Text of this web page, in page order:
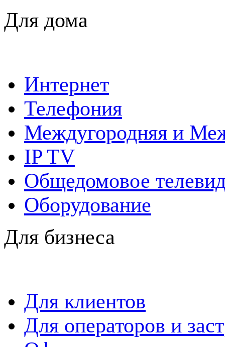
Для дома
Интернет
Телефония
Междугородняя и
IP TV
Общедомовое
Оборудование
Для бизнеса
Для клиентов
Для операторов и